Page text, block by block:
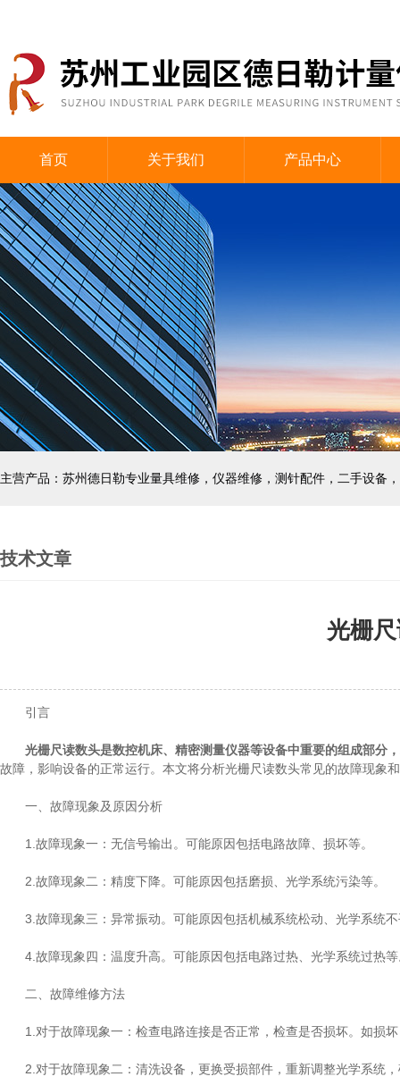
首页 关于我们 产品中心
主营产品：苏州德日勒专业量具维修，仪器维修，测针配件，二手设备
技术文章
光栅
引言
光栅尺读数头是数控机床、精密测量仪器等设备中重要的组成部分
故障，影响设备的正常运行。本文将分析光栅尺读数头常见的故障现象
一、故障现象及原因分析
1.故障现象一：无信号输出。可能原因包括电路故障、损坏等。
2.故障现象二：精度下降。可能原因包括磨损、光学系统污染等。
3.故障现象三：异常振动。可能原因包括机械系统松动、光学系统不
4.故障现象四：温度升高。可能原因包括电路过热、光学系统过热等
二、故障维修方法
1.对于故障现象一：检查电路连接是否正常，检查是否损坏。如损坏
2.对于故障现象二：清洗设备，更换受损部件，重新调整光学系统，